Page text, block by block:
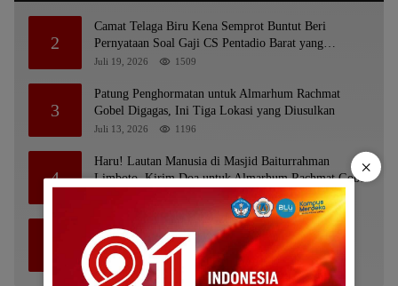
2
Camat Telaga Biru Kena Semprot Buntut Beri
Pernyataan Soal Gaji CS Pentadio Barat yang
Nunggak
Juli 19, 2026 1509
3
Patung Penghormatan untuk Almarhum Rachmat
Gobel Digagas, Ini Tiga Lokasi yang Diusulkan
Juli 13, 2026 1196
4
Haru! Lautan Manusia di Masjid Baiturrahman
Limboto, Kirim Doa untuk Almarhum Rachmat Gobel
Bupati Gorontalo Ziarah ke TMP Kalibata, Ingat
Sosok Rachmat Gobel
Juli 11, 2026
×